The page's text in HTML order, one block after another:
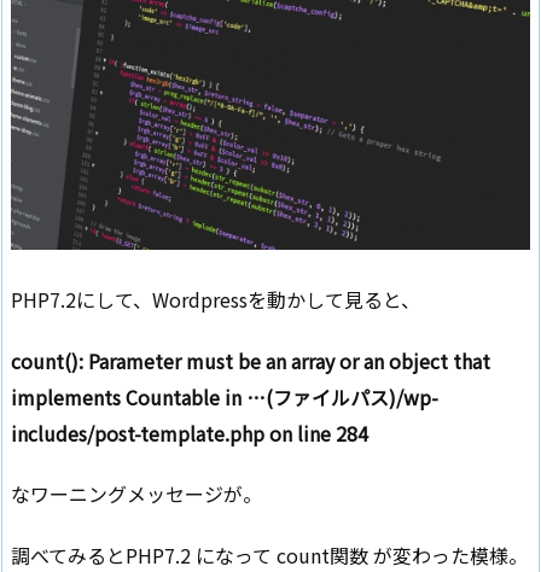
PHP7.2にして、Wordpressを動かして見ると、
count(): Parameter must be an array or an object that
implements Countable in …(ファイルパス)/wp-
includes/post-template.php on line 284
なワーニングメッセージが。
調べてみるとPHP7.2 になって count関数 が変わった模様。